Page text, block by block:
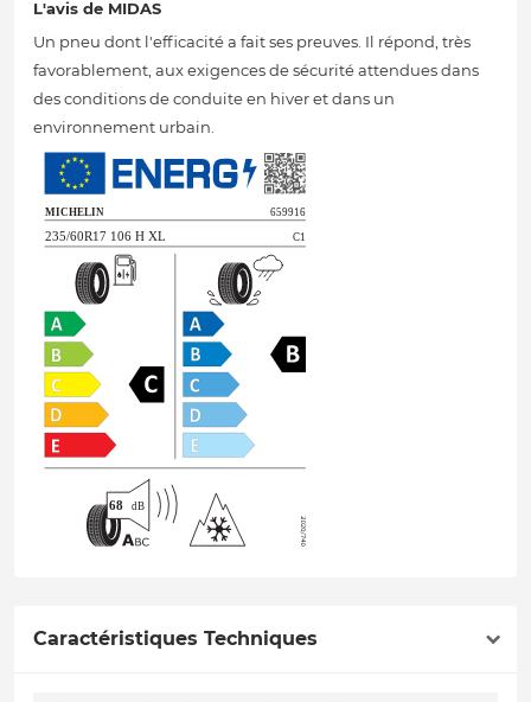
L'avis de MIDAS
Un pneu dont l'efficacité a fait ses preuves. Il répond, très
favorablement, aux exigences de sécurité attendues dans
des conditions de conduite en hiver et dans un
environnement urbain.
Caractéristiques Techniques